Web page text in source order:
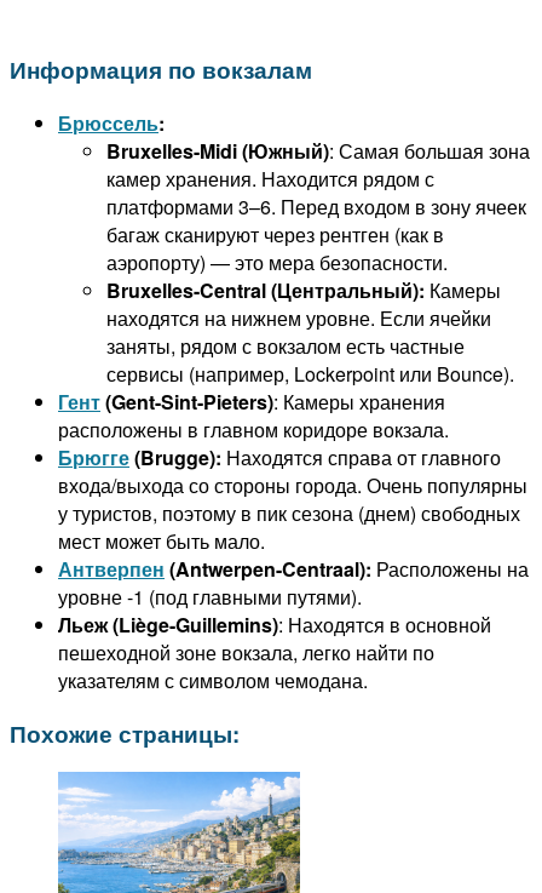
Информация по вокзалам
Брюссель:
Bruxelles-Midi (Южный): Самая большая зона
камер хранения. Находится рядом с
платформами 3–6. Перед входом в зону ячеек
багаж сканируют через рентген (как в
аэропорту) — это мера безопасности.
Bruxelles-Central (Центральный): Камеры
находятся на нижнем уровне. Если ячейки
заняты, рядом с вокзалом есть частные
сервисы (например, Lockerpoint или Bounce).
Гент(Gent-Sint-Pieters): Камеры хранения
расположены в главном коридоре вокзала.
Брюгге(Brugge): Находятся справа от главного
входа/выхода со стороны города. Очень популярны
у туристов, поэтому в пик сезона (днем) свободных
мест может быть мало.
Антверпен (Antwerpen-Centraal): Расположены на
уровне -1 (под главными путями).
Льеж (Liège-Guillemins): Находятся в основной
пешеходной зоне вокзала, легко найти по
указателям с символом чемодана.
Похожие страницы: